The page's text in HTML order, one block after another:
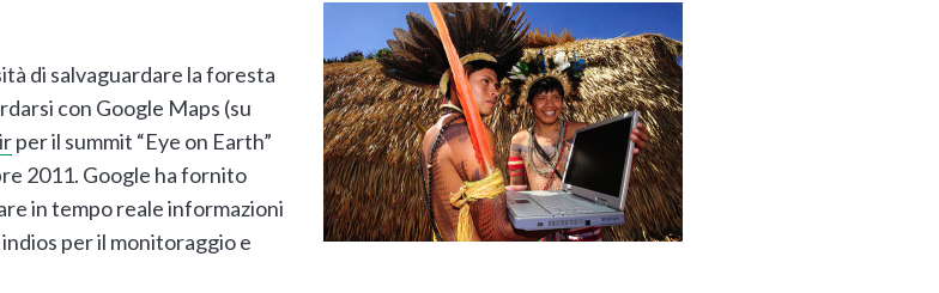
di salvaguardare la foresta
con Google Maps (su
per il summit “Eye on Earth”
2011. Google ha fornito
in tempo reale informazioni
per il monitoraggio e